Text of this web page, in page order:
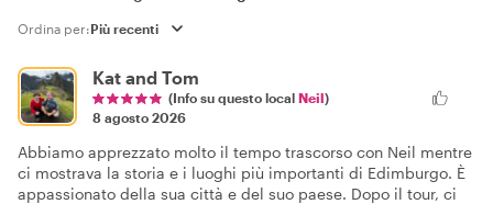
Ordina per:
Kat and Tom
(Info su questo local Neil)
8 agosto 2026
Abbiamo apprezzato molto il tempo trascorso con Neil mentre
ci mostrava la storia e i luoghi più importanti di Edimburgo. È
appassionato della sua città e del suo paese. Dopo il tour, ci